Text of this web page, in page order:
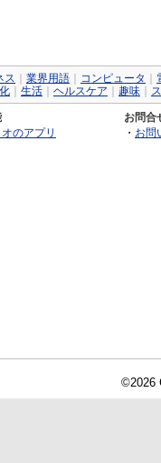
ス 業界用語 コンピュータ
生活 ヘルスケア 趣味
のアプリ
お問合
・ お問
©2026